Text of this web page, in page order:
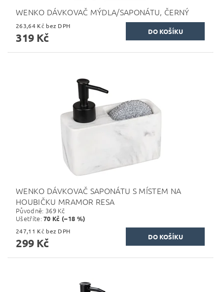
WENKO DÁVKOVAČ MÝDLA/SAPONÁTU, ČERNÝ
263,64 Kč bez DPH
319 Kč
WENKO DÁVKOVAČ SAPONÁTU S MÍSTEM NA
HOUBIČKU MRAMOR RESA
Původně: 369 Kč
Ušetříte:70 Kč (–18 %)
247,11 Kč bez DPH
299 Kč